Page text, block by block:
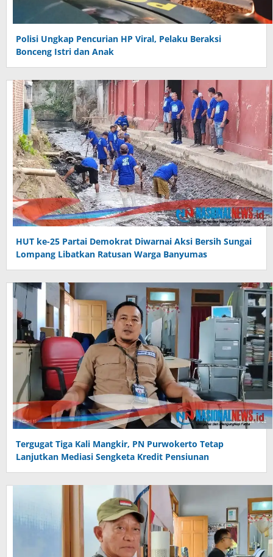
Polisi Ungkap Pencurian HP Viral, Pelaku Beraksi
Bonceng Istri dan Anak
HUT ke-25 Partai Demokrat Diwarnai Aksi Bersih Sungai
Lompang Libatkan Ratusan Warga Banyumas
Tergugat Tiga Kali Mangkir, PN Purwokerto Tetap
Lanjutkan Mediasi Sengketa Kredit Pensiunan